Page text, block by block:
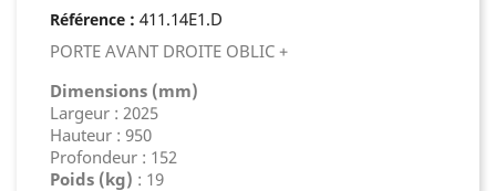
Référence : 411.14E1.D
PORTE AVANT DROITE OBLIC +
Dimensions (mm)
Largeur : 2025
Hauteur : 950
Profondeur : 152
Poids (kg) : 19